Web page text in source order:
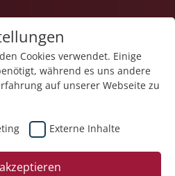
Cookies verwendet. Einige
während es uns andere
auf unserer Webseite zu
Externe Inhalte